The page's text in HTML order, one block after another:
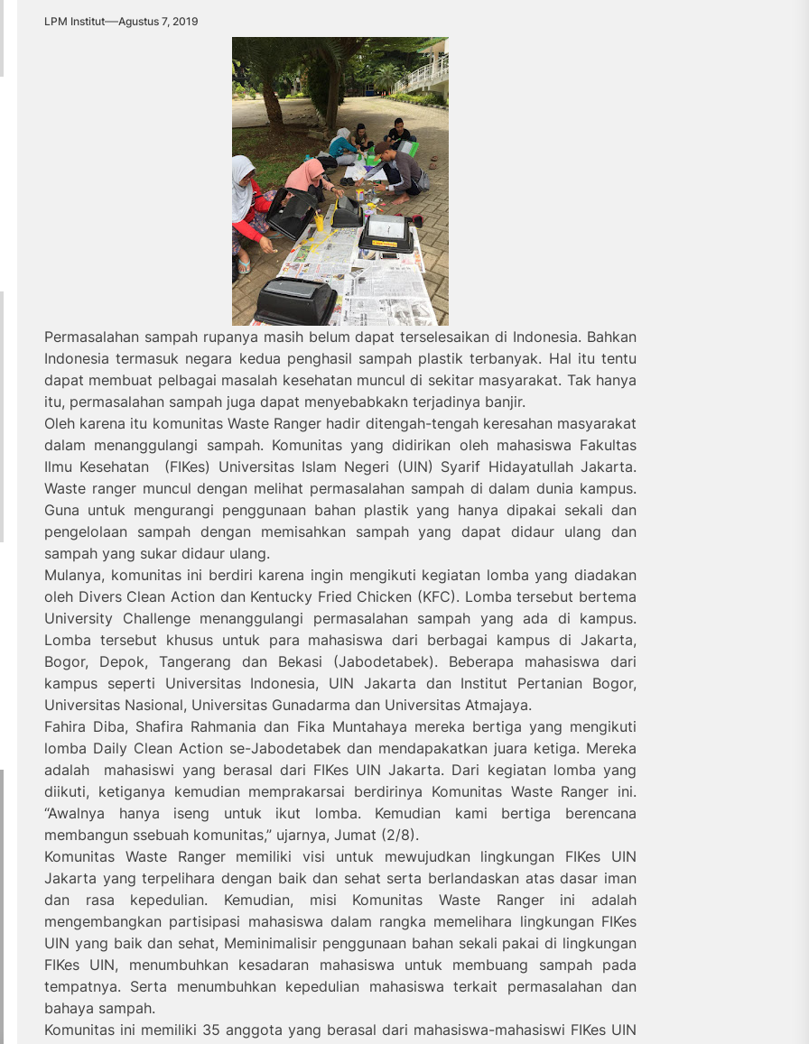
LPM Institut Agustus 7, 2019
Permasalahan sampah rupanya masih belum dapat terselesaikan di Indonesia. Bahkan
Indonesia termasuk negara kedua penghasil sampah plastik terbanyak. Hal itu tentu
dapat membuat pelbagai masalah kesehatan muncul di sekitar masyarakat. Tak hanya
itu, permasalahan sampah juga dapat menyebabkakn terjadinya banjir.
Oleh karena itu komunitas Waste Ranger hadir ditengah-tengah keresahan masyarakat
dalam menanggulangi sampah. Komunitas yang didirikan oleh mahasiswa Fakultas
Ilmu Kesehatan (FIKes) Universitas Islam Negeri (UIN) Syarif Hidayatullah Jakarta.
Waste ranger muncul dengan melihat permasalahan sampah di dalam dunia kampus.
Guna untuk mengurangi penggunaan bahan plastik yang hanya dipakai sekali dan
pengelolaan sampah dengan memisahkan sampah yang dapat didaur ulang dan
sampah yang sukar didaur ulang.
Mulanya, komunitas ini berdiri karena ingin mengikuti kegiatan lomba yang diadakan
oleh Divers Clean Action dan Kentucky Fried Chicken (KFC). Lomba tersebut bertema
University Challenge menanggulangi permasalahan sampah yang ada di kampus.
Lomba tersebut khusus untuk para mahasiswa dari berbagai kampus di Jakarta,
Bogor, Depok, Tangerang dan Bekasi (Jabodetabek). Beberapa mahasiswa dari
kampus seperti Universitas Indonesia, UIN Jakarta dan Institut Pertanian Bogor,
Universitas Nasional, Universitas Gunadarma dan Universitas Atmajaya.
Fahira Diba, Shafira Rahmania dan Fika Muntahaya mereka bertiga yang mengikuti
lomba Daily Clean Action se-Jabodetabek dan mendapakatkan juara ketiga. Mereka
adalah mahasiswi yang berasal dari FIKes UIN Jakarta. Dari kegiatan lomba yang
diikuti, ketiganya kemudian memprakarsai berdirinya Komunitas Waste Ranger ini.
“Awalnya hanya iseng untuk ikut lomba. Kemudian kami bertiga berencana
membangun ssebuah komunitas,” ujarnya, Jumat (2/8).
Komunitas Waste Ranger memiliki visi untuk mewujudkan lingkungan FIKes UIN
Jakarta yang terpelihara dengan baik dan sehat serta berlandaskan atas dasar iman
dan rasa kepedulian. Kemudian, misi Komunitas Waste Ranger ini adalah
mengembangkan partisipasi mahasiswa dalam rangka memelihara lingkungan FIKes
UIN yang baik dan sehat, Meminimalisir penggunaan bahan sekali pakai di lingkungan
FIKes UIN, menumbuhkan kesadaran mahasiswa untuk membuang sampah pada
tempatnya. Serta menumbuhkan kepedulian mahasiswa terkait permasalahan dan
bahaya sampah.
Komunitas ini memiliki 35 anggota yang berasal dari mahasiswa-mahasiswi FIKes UIN